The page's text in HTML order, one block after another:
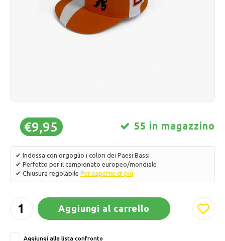
Pattini da ghiaccio
Cuscini e biancheria da letto
Lampade e illuminazione
€9,95 55 in magazzino
✔ Indossa con orgoglio i colori dei Paesi Bassi
✔ Perfetto per il campionato europeo/mondiale
✔ Chiusura regolabile Per saperne di più
Aggiungi al carrello
Aggiungi alla lista confronto